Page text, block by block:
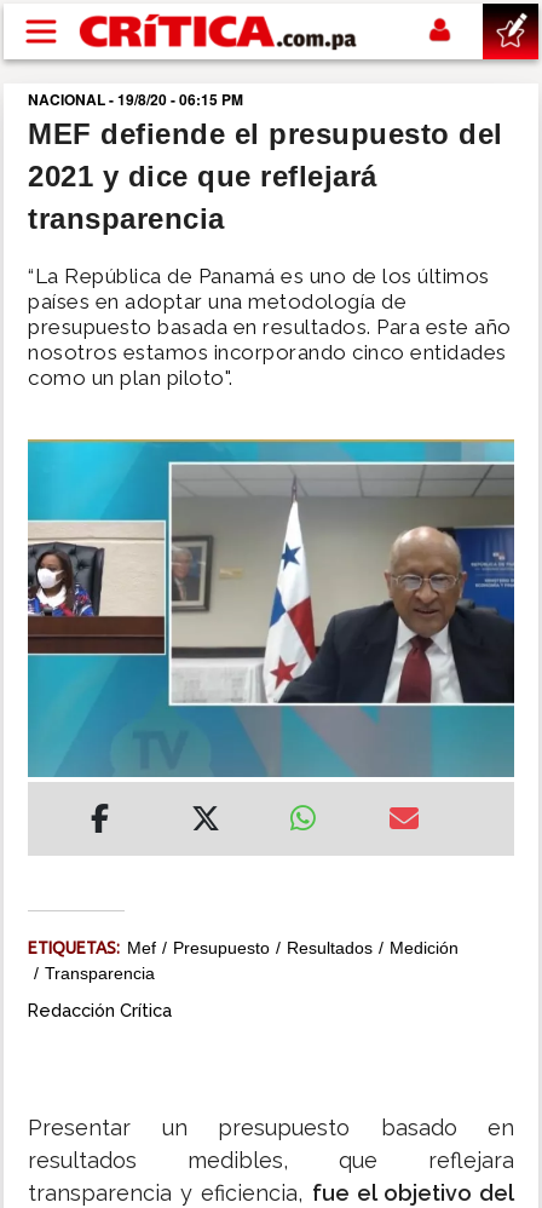
Pasar al contenido principal
buscar
SUCESOS
POLÍTICA
SHOW
DEPORTES
MUNDO
INSÓLITAS
MULTIMEDIA
NACIONAL - 19/8/20 - 06:15 PM
MEF defiende el presupuesto del
2021 y dice que reflejará
transparencia
“La República de Panamá es uno de los últimos
países en adoptar una metodología de
presupuesto basada en resultados. Para este año
nosotros estamos incorporando cinco entidades
como un plan piloto".
ETIQUETAS: Mef Presupuesto Resultados
Medición
Transparencia
Redacción Crítica
Presentar un presupuesto basado en
resultados medibles, que reflejara
transparencia y eficiencia, fue el objetivo del